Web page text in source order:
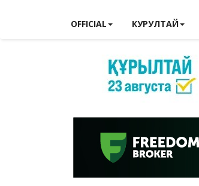
OFFICIAL КУРУЛТАЙ